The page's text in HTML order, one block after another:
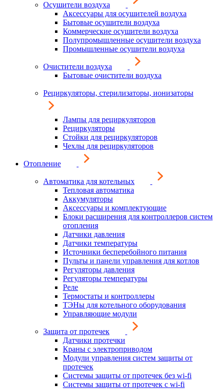
Осушители воздуха
Аксессуары для осушителей воздуха
Бытовые осушители воздуха
Коммерческие осушители воздуха
Полупромышленные осушители воздуха
Промышленные осушители воздуха
Очистители воздуха
Бытовые очистители воздуха
Рециркуляторы, стерилизаторы, ионизаторы
Лампы для рециркуляторов
Рециркуляторы
Стойки для рециркуляторов
Чехлы для рециркуляторов
Отопление
Автоматика для котельных
Тепловая автоматика
Аккумуляторы
Аксессуары и комплектующие
Блоки расширения для контроллеров систем
отопления
Датчики давления
Датчики температуры
Источники бесперебойного питания
Пульты и панели управления для котлов
Регуляторы давления
Регуляторы температуры
Реле
Термостаты и контроллеры
ТЭНы для котельного оборудования
Управляющие модули
Защита от протечек
Датчики протечки
Краны с электроприводом
Модули управления систем защиты от
протечек
Системы защиты от протечек без wi-fi
Системы защиты от протечек с wi-fi